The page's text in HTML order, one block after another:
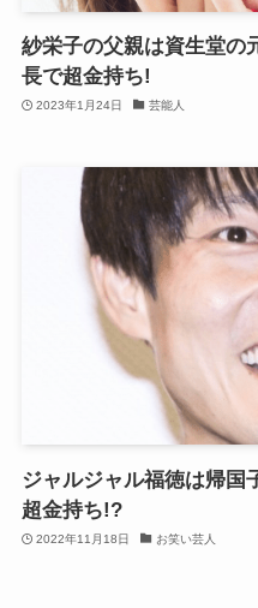
紗栄子の父親は資生堂の
長で超金持ち!
2023年1月24日 芸能人
ジャルジャル福徳は帰国
超金持ち!?
2022年11月18日 お笑い芸人